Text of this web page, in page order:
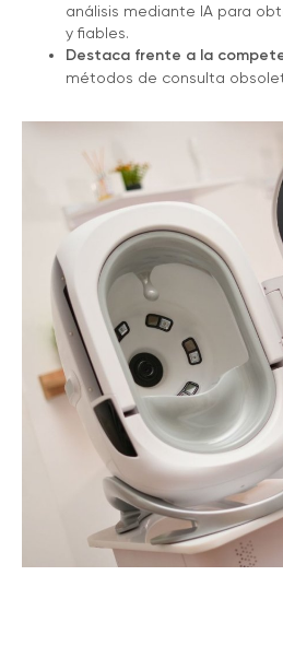
análisis mediante IA para
y fiables.
Destaca frente a la
métodos de consulta